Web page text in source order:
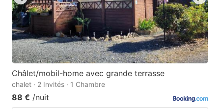
Châlet/mobil-home avec grande terrasse
chalet · 2 Invités · 1 Chambre
88 € /nuit